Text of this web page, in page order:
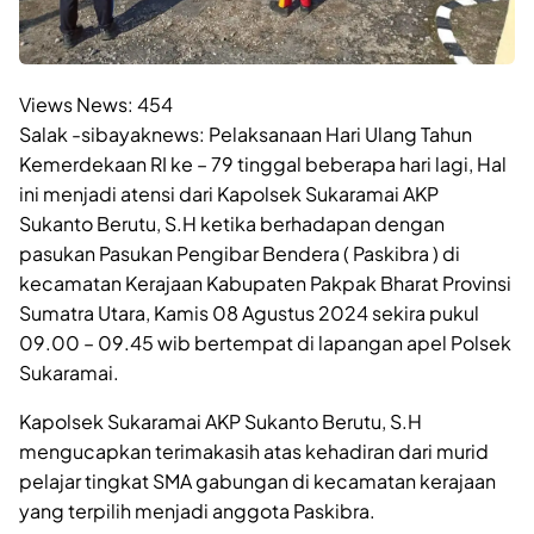
Views News: 454
Salak -sibayaknews: Pelaksanaan Hari Ulang Tahun
Kemerdekaan RI ke – 79 tinggal beberapa hari lagi, Hal
ini menjadi atensi dari Kapolsek Sukaramai AKP
Sukanto Berutu, S.H ketika berhadapan dengan
pasukan Pasukan Pengibar Bendera ( Paskibra ) di
kecamatan Kerajaan Kabupaten Pakpak Bharat Provinsi
Sumatra Utara, Kamis 08 Agustus 2024 sekira pukul
09.00 – 09.45 wib bertempat di lapangan apel Polsek
Sukaramai.
Kapolsek Sukaramai AKP Sukanto Berutu, S.H
mengucapkan terimakasih atas kehadiran dari murid
pelajar tingkat SMA gabungan di kecamatan kerajaan
yang terpilih menjadi anggota Paskibra.